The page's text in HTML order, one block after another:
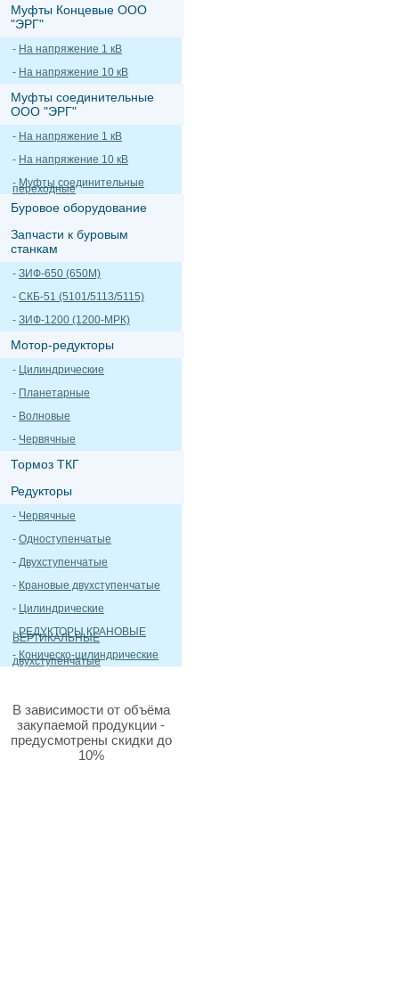
Муфты Концевые ООО
"ЭРГ"
- На напряжение 1 кВ
- На напряжение 10 кВ
Муфты соединительные
ООО "ЭРГ"
- На напряжение 1 кВ
- На напряжение 10 кВ
- Муфты соединительные
переходные
Буровое оборудование
Запчасти к буровым
станкам
- ЗИФ-650 (650М)
- СКБ-51 (5101/5113/5115)
- ЗИФ-1200 (1200-МРК)
Мотор-редукторы
- Цилиндрические
- Планетарные
- Волновые
- Червячные
Тормоз ТКГ
Редукторы
- Червячные
- Одноступенчатые
- Двухступенчатые
- Крановые двухступенчатые
- Цилиндрические
-РЕДУКТОРЫ КРАНОВЫЕ
ВЕРТИКАЛЬНЫЕ
- Коническо-цилиндрические
двухступенчатые
В зависимости от объёма
закупаемой продукции -
предусмотрены скидки до
10%